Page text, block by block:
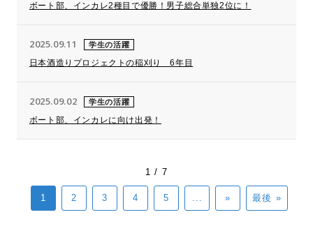
ボート部、インカレ2種目で優勝！男子総合単独2位に！
2025.09.11 学生の活躍
日本酒造りプロジェクトの稲刈り 6年目
2025.09.02 学生の活躍
ボート部、インカレに向け出発！
1 / 7
1 2 3 4 5 ... » 最後 »